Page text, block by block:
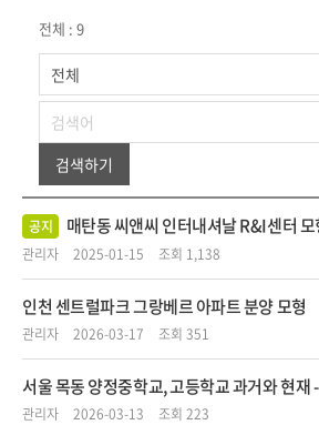
전체 : 9
검색하기
공지 매탄동 씨앤씨 인터내셔날 R&I센터
관리자 2025-01-15 조회 1,138
인천 센트럴파크 그랑베르 아파트 분양 모형
관리자 2026-03-17 조회 351
서울 목동 양정중학교, 고등학교 과거와 현재
관리자 2026-03-13 조회 223